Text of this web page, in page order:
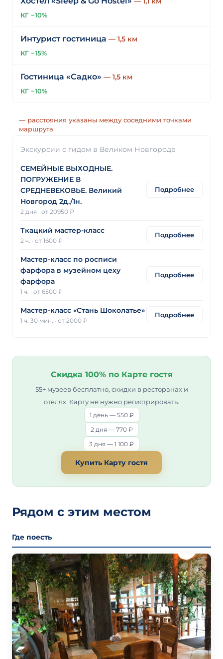
КГ −10%
Интурист гостиница — 1,5 км
КГ −15%
Гостиница «Садко» — 1,5 км
КГ −10%
— расстояния указаны между соседними точками
маршрута
Экскурсии с гидом в Великом Новгороде
СЕМЕЙНЫЕ ВЫХОДНЫЕ.
ПОГРУЖЕНИЕ В
СРЕДНЕВЕКОВЬЕ. Великий
Новгород 2д./1н.
2 дня · от 20950 ₽
Подробнее
Ткацкий мастер-класс
2 ч. · от 1600 ₽
Подробнее
Мастер-класс по росписи
фарфора в музейном цеху
фарфора
1 ч. · от 6500 ₽
Подробнее
Мастер-класс «Стань Шоколатье»
1 ч. 30 мин. · от 2000 ₽
Подробнее
Скидка 100% по Карте гостя
55+ музеев бесплатно, скидки в ресторанах и
отелях. Карту не нужно регистрировать.
1 день — 550 ₽
2 дня — 770 ₽
3 дня — 1 100 ₽
Купить Карту гостя
Рядом с этим местом
Где поесть